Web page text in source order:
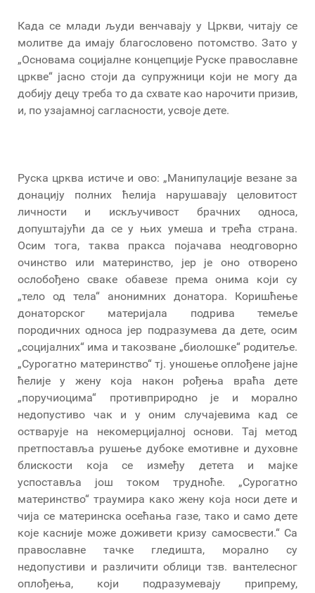
Када се млади људи венчавају у Цркви, читају се
молитве да имају благословено потомство. Зато у
„Основама социјалне концепције Руске православне
цркве“ јасно стоји да супружници који не могу да
добију децу треба то да схвате као нарочити призив,
и, по узајамној сагласности, усвоје дете.
Руска црква истиче и ово: „Манипулације везане за
донацију полних ћелија нарушавају целовитост
личности и искључивост брачних односа,
допуштајући да се у њих умеша и трећа страна.
Осим тога, таква пракса појачава неодговорно
очинство или материнство, јер је оно отворено
ослобођено сваке обавезе према онима који су
„тело од тела“ анонимних донатора. Коришћење
донаторског материјала подрива темеље
породичних односа јер подразумева да дете, осим
„социјалних“ има и такозване „биолошке“ родитеље.
„Сурогатно материнство“ тј. уношење оплођене јајне
ћелије у жену која након рођења враћа дете
„поручиоцима“ противприродно је и морално
недопустиво чак и у оним случајевима кад се
остварује на некомерцијалној основи. Тај метод
претпоставља рушење дубоке емотивне и духовне
блискости која се између детета и мајке
успоставља још током трудноће. „Сурогатно
материнство“ траумира како жену која носи дете и
чија се материнска осећања газе, тако и само дете
које касније може доживети кризу самосвести.“ Са
православне тачке гледишта, морално су
недопустиви и различити облици тзв. вантелесног
оплођења, који подразумевају припрему,